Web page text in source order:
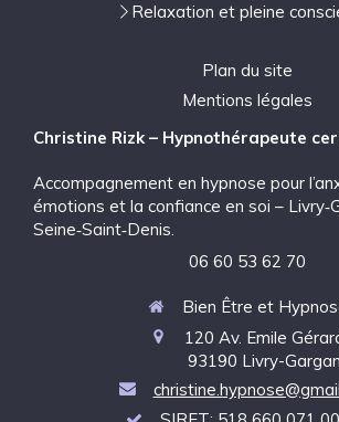
Relaxation et pleine
Plan du site
Mentions légales
Christine Rizk – Hypnothérapeute
Accompagnement en hypnose pour
émotions et la confiance en soi –
Seine‑Saint‑Denis.
06 60 53 62 70
Bien Être et
120 Av. Emile
93190 Livry-Gargan